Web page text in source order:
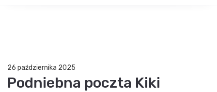
26 października 2025
Podniebna poczta Kiki